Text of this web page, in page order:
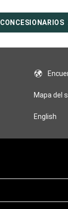
CONCESIONARIOS
Mapa del
English